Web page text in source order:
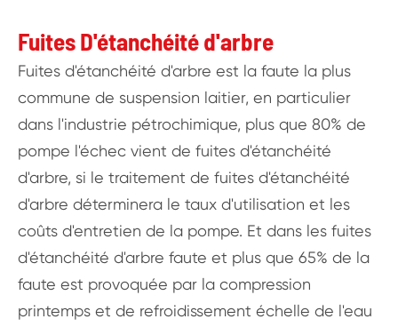
Fuites D'étanchéité d'arbre
Fuites d'étanchéité d'arbre est la faute la plus
commune de suspension laitier, en particulier
dans l'industrie pétrochimique, plus que 80% de
pompe l'échec vient de fuites d'étanchéité
d'arbre, si le traitement de fuites d'étanchéité
d'arbre déterminera le taux d'utilisation et les
coûts d'entretien de la pompe. Et dans les fuites
d'étanchéité d'arbre faute et plus que 65% de la
faute est provoquée par la compression
printemps et de refroidissement échelle de l'eau